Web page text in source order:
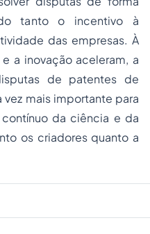
tanto o incentivo à
das empresas. À
a inovação aceleram, a
de patentes de
vez mais importante para
da ciência e da
os criadores quanto a